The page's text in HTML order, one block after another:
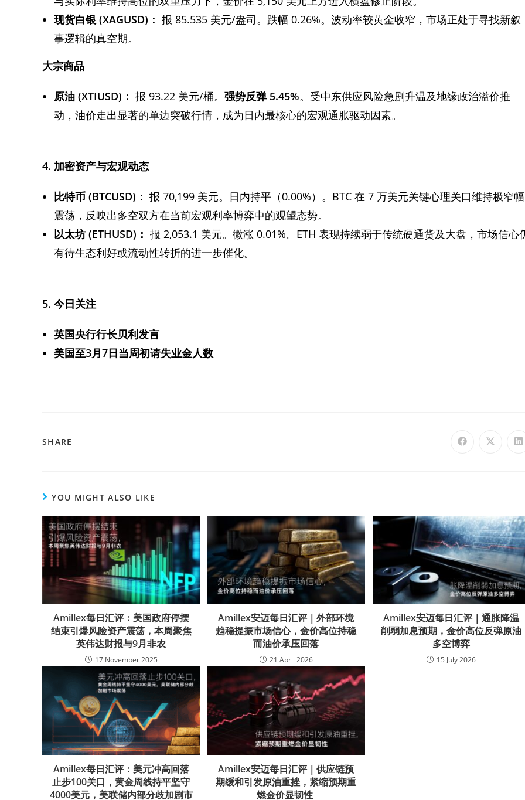
现货白银 (XAGUSD)： 报 85.535 美元/盎司。跌幅 0.26%。波动率较黄金收窄，市场正处于寻找新叙
事逻辑的真空期。
大宗商品
原油 (XTIUSD)： 报 93.22 美元/桶。 强势反弹 5.45%。受中东供应风险急剧升温及地缘政治溢价推
动，油价走出显著的单边突破行情，成为日内最核心的宏观通胀驱动因素。
4. 加密资产与宏观动态
比特币 (BTCUSD)： 报 70,199 美元。日内持平（0.00%）。BTC 在 7 万美元关键心理关口维持极窄幅
震荡，反映出多空双方在当前宏观利率博弈中的观望态势。
以太坊 (ETHUSD)： 报 2,053.1 美元。微涨 0.01%。ETH 表现持续弱于传统硬通货及大盘，市场信心
有待生态利好或流动性转折的进一步催化。
5. 今日关注
英国央行行长贝利发言
美国至3月7日当周初请失业金人数
SHARE
YOU MIGHT ALSO LIKE
Amillex每日汇评：美国政府停摆
结束引爆风险资产震荡，本周聚焦
英伟达财报与9月非农
17 November 2025
Amillex安迈每日汇评｜外部环境
趋稳提振市场信心，金价高位持稳
而油价承压回落
21 April 2026
Amillex安迈每日汇评｜通胀降温
削弱加息预期，金价高位反弹原油
多空博弈
15 July 2026
Amillex每日汇评：美元冲高回落
止步100关口，黄金周线持平坚守
4000美元，美联储内部分歧加剧市
Amillex安迈每日汇评｜供应链预
期缓和引发原油重挫，紧缩预期重
燃金价显韧性